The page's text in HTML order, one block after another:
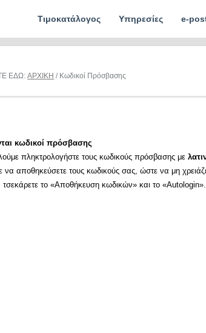
Τιμοκατάλογος Υπηρεσίες e-
ΕΔΩ:ΑΡΧΙΚΗ / Κωδικοί Πρόσβασης
κωδικοί πρόσβασης
πληκτρολογήστε τους κωδικούς πρόσβασης με
να αποθηκεύσετε τους κωδικούς σας, ώστε να μη
τσεκάρετε το «Αποθήκευση κωδικών» και το «Autologin».